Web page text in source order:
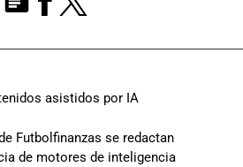
asistidos por IA
Futbolfinanzas se redactan
de motores de inteligencia